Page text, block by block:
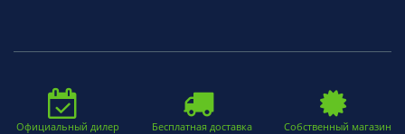
Официальный дилер
Бесплатная доставка
Собственный магазин